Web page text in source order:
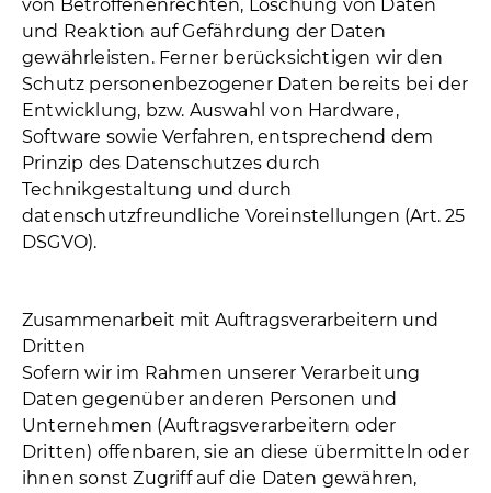
von Betroffenenrechten, Löschung von Daten
und Reaktion auf Gefährdung der Daten
gewährleisten. Ferner berücksichtigen wir den
Schutz personenbezogener Daten bereits bei der
Entwicklung, bzw. Auswahl von Hardware,
Software sowie Verfahren, entsprechend dem
Prinzip des Datenschutzes durch
Technikgestaltung und durch
datenschutzfreundliche Voreinstellungen (Art. 25
DSGVO).
Zusammenarbeit mit Auftragsverarbeitern und
Dritten
Sofern wir im Rahmen unserer Verarbeitung
Daten gegenüber anderen Personen und
Unternehmen (Auftragsverarbeitern oder
Dritten) offenbaren, sie an diese übermitteln oder
ihnen sonst Zugriff auf die Daten gewähren,